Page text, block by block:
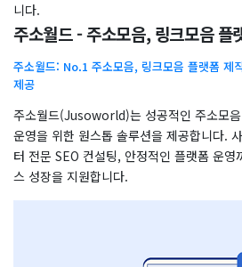
니다.
주소월드 - 주소모음, 링크모음 플
주소월드: No.1 주소모음, 링크모음 플랫폼 제
제공
주소월드(Jusoworld)는 성공적인 주소모
운영을 위한 원스톱 솔루션을 제공합니다.
터 전문 SEO 컨설팅, 안정적인 플랫폼 운영
스 성장을 지원합니다.